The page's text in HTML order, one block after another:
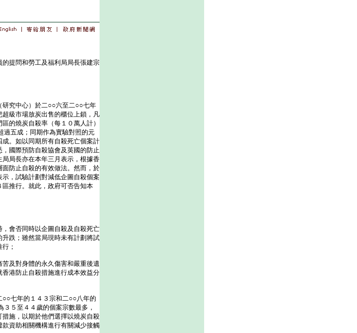
提問和勞工及福利局局長張建宗
究中心）於二○○六至二○○七年
級市場放炭出售的櫃位上鎖，凡
的燒炭自殺率（每１０萬人計）
過五成；同期作為實驗對照的元
。如以同期所有自殺死亡個案計
國際預防自殺協會及英國的防止
局長亦在本年三月表示，根據香
防止自殺的有效做法。然而，於
，試驗計劃對減低企圖自殺個案
推行。就此，政府可否告知本
，會否同時以企圖自殺及自殺死亡
跌；雖然當局現時未有計劃將試
；
苦及對身體的永久傷害和嚴重後遺
港防止自殺措施進行成本效益分
○○七年的１４３宗和二○○八年的
５至４４歲的個案宗數最多，
施，以期於他們選擇以燒炭自殺
資助相關機構進行有關減少接觸